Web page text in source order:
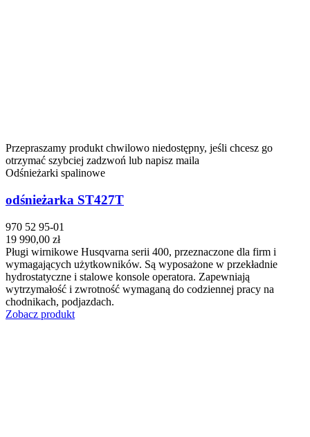
Przepraszamy produkt chwilowo niedostępny, jeśli chcesz go
otrzymać szybciej zadzwoń lub napisz maila
Odśnieżarki spalinowe
odśnieżarka ST427T
970 52 95-01
19 990,00 zł
Pługi wirnikowe Husqvarna serii 400, przeznaczone dla firm i
wymagających użytkowników. Są wyposażone w przekładnie
hydrostatyczne i stalowe konsole operatora. Zapewniają
wytrzymałość i zwrotność wymaganą do codziennej pracy na
chodnikach, podjazdach.
Zobacz produkt